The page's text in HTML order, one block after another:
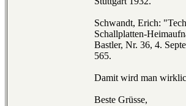
Schwandt, Erich:
Schallplatten-
Bastler, Nr. 36, 4.
565.
Damit wird man
Beste Grüsse,